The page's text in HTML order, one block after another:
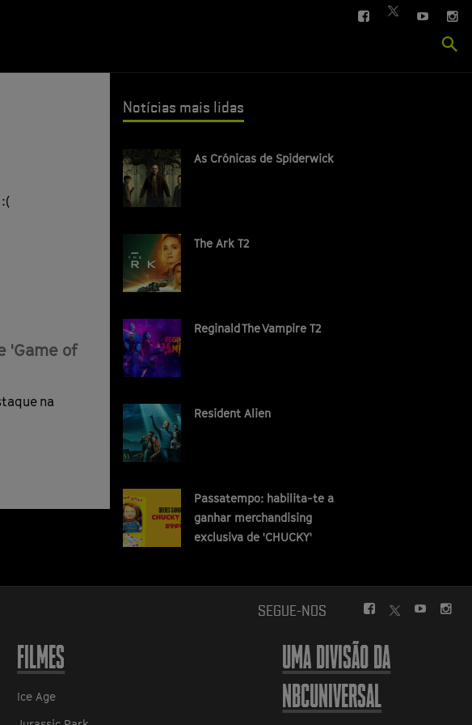
FACEBOOK
TWITTER
YOUTUBE
'Game of
na
Notícias mais lidas
As Crónicas de Spiderwick
The Ark T2
Reginald The Vampire T2
Resident Alien
Passatempo: habilita-te a
ganhar merchandising
exclusiva de 'CHUCKY'
SEGUE-NOS
FACEBOOK
YOUTUBE
FILMES
Ice Age
UMA DIVISÃO DA
NBCUNIVERSAL